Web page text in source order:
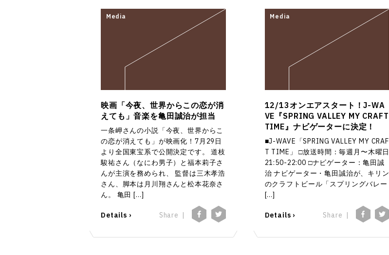
映画「今夜、世界からこの恋が消
えても」音楽を亀田誠治が担当
一条岬さんの小説「今夜、世界からこ
の恋が消えても」が映画化！7月29日
より全国東宝系で公開決定です。 道枝
駿祐さん（なにわ男子）と福本莉子さ
んが主演を務められ、 監督は三木孝浩
さん、脚本は月川翔さんと松本花奈さ
ん。 亀田 […]
Details › Share
12/13オンエアスタート！J-WA
VE『SPRING VALLEY MY CRAFT
TIME』ナビゲーターに決定！
■J-WAVE「SPRING VALLEY MY CRAF
T TIME」 □放送時間：毎週月〜木曜日
21:50-22:00 □ナビゲーター：亀田誠
治 ナビゲーター・亀田誠治が、キリン
のクラフトビール「スプリングバレー
[…]
Details › Share